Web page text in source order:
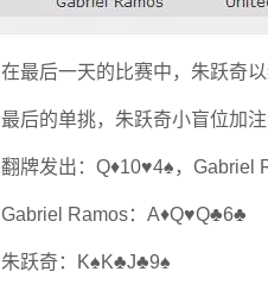
在最后一天的比赛中，朱跃奇
最后的单挑，朱跃奇小盲位加
翻牌发出：Q♦10♥4♠，Gabriel
Gabriel Ramos：A♦Q♥Q♣6♣
朱跃奇：K♠K♣J♣9♠